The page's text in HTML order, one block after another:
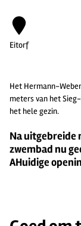
Eitorf
Het Hermann-
meters van het
het hele gezin.
Na uitgebreide
zwembad nu
AHuidige